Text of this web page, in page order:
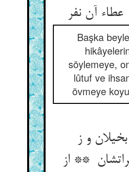
عطاء آن نفر
Başka
söylemeye,
lûtuf ve
övmeye
و ز
** از